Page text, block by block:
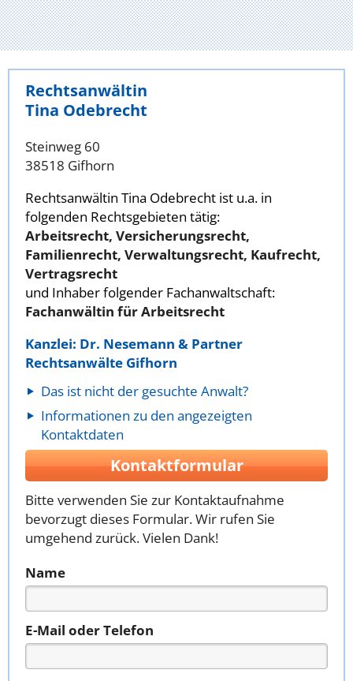
Rechtsanwältin
Tina Odebrecht
Steinweg 60
38518 Gifhorn
Rechtsanwältin Tina Odebrecht ist u.a. in
folgenden Rechtsgebieten tätig:
Arbeitsrecht, Versicherungsrecht,
Familienrecht, Verwaltungsrecht, Kaufrecht,
Vertragsrecht
und Inhaber folgender Fachanwaltschaft:
Fachanwältin für Arbeitsrecht
Kanzlei: Dr. Nesemann & Partner
Rechtsanwälte Gifhorn
Das ist nicht der gesuchte Anwalt?
Informationen zu den angezeigten
Kontaktdaten
Kontaktformular
Bitte verwenden Sie zur Kontaktaufnahme
bevorzugt dieses Formular. Wir rufen Sie
umgehend zurück. Vielen Dank!
Name
E-Mail oder Telefon